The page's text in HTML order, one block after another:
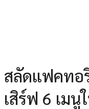
สลัดแฟคทอ
เสิร์ฟ 6 เม